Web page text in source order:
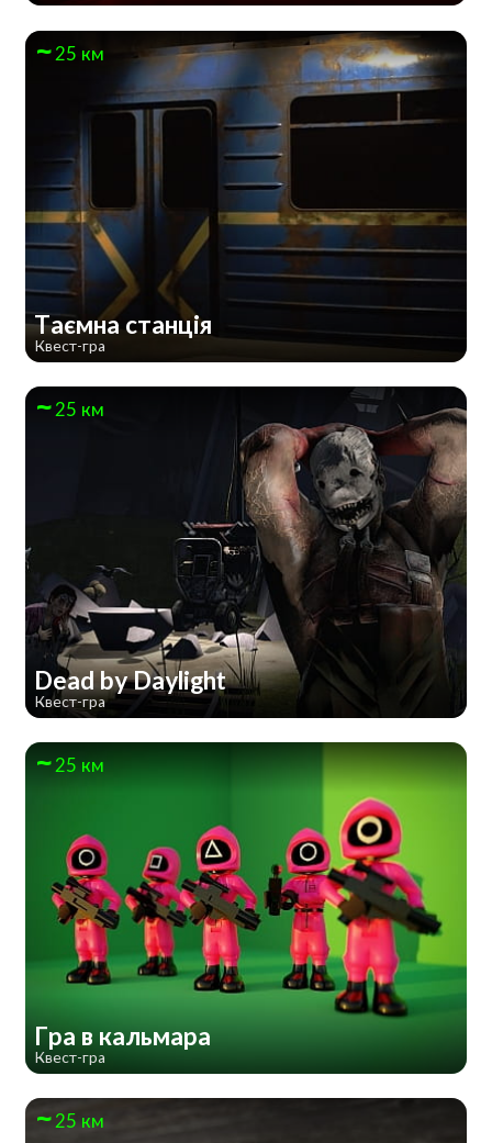
25 км
Таємна станція
Квест-гра
25 км
Dead by Daylight
Квест-гра
25 км
Гра в кальмара
Квест-гра
25 км